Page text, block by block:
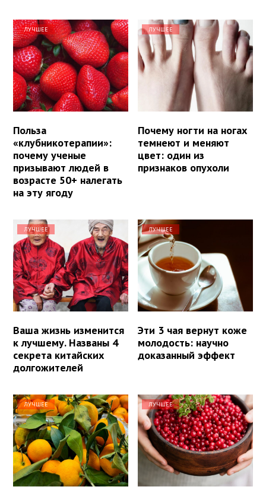
ЛУЧШЕЕ
Польза
«клубникотерапии»:
почему ученые
призывают людей в
возрасте 50+ налегать
на эту ягоду
ЛУЧШЕЕ
Почему ногти на ногах
темнеют и меняют
цвет: один из
признаков опухоли
ЛУЧШЕЕ
Ваша жизнь изменится
к лучшему. Названы 4
секрета китайских
долгожителей
ЛУЧШЕЕ
Эти 3 чая вернут коже
молодость: научно
доказанный эффект
ЛУЧШЕЕ ЛУЧШЕЕ